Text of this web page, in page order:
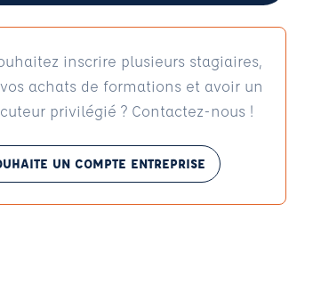
inscrire plusieurs stagiaires,
achats de formations et avoir un
privilégié ? Contactez-nous !
UN COMPTE ENTREPRISE